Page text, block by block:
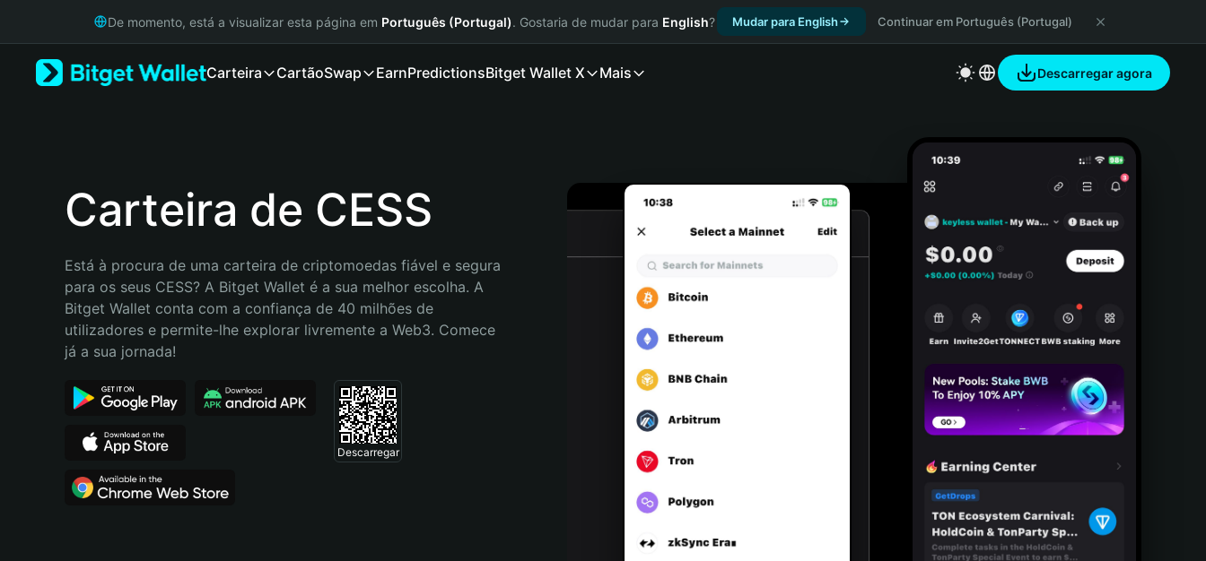
Русский
Bahasa Indonesia
Español (Argentina)
De momento, está a visualizar esta página em Português (Portugal). Gostaria de mudar para English? Mudar para English Continuar em Português (Portugal)
Carteira CartãoSwap EarnPredictionsBitget Wallet X Mais Descarregar agora
Carteira de CESS
Está à procura de uma carteira de criptomoedas fiável e segura
para os seus CESS? A Bitget Wallet é a sua melhor escolha. A
Bitget Wallet conta com a confiança de 40 milhões de
utilizadores e permite-lhe explorar livremente a Web3. Comece
já a sua jornada!
Descarregar